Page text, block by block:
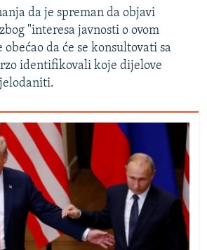
da je spreman da objavi
"interesa javnosti o ovom
da će se konsultovati sa
identifikovali koje dijelove